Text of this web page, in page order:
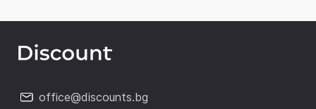
office@discounts.bg